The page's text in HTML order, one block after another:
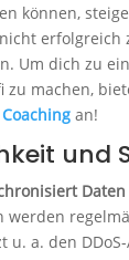
können,
erfolgreich
Um dich zu
zu machen,
an!
und
werden
u. a. den